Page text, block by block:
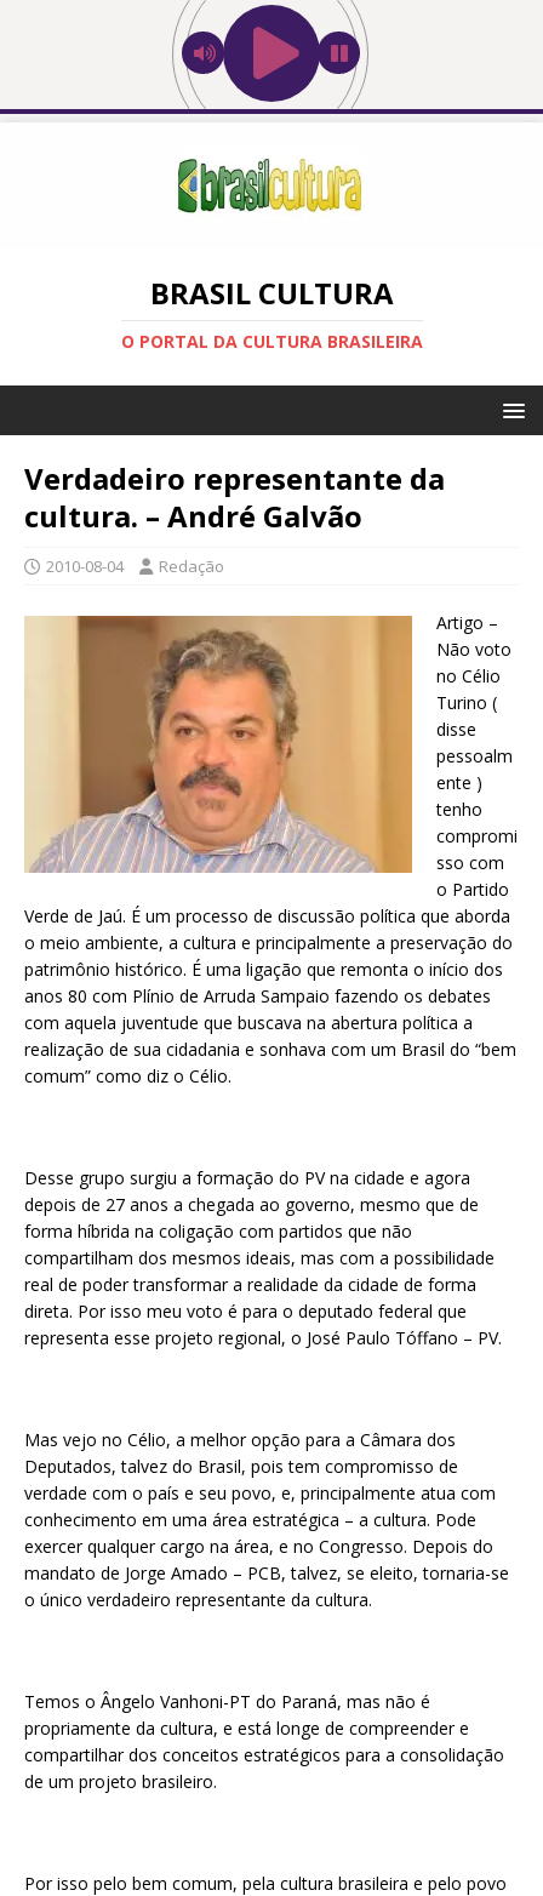
BRASIL CULTURA
O PORTAL DA CULTURA BRASILEIRA
Verdadeiro representante da
cultura. – André Galvão
2010-08-04 Redação
Artigo –
Não voto
no Célio
Turino (
disse
pessoalm
ente )
tenho
compromi
sso com
o Partido
Verde de Jaú. É um processo de discussão política que aborda
o meio ambiente, a cultura e principalmente a preservação do
patrimônio histórico. É uma ligação que remonta o início dos
anos 80 com Plínio de Arruda Sampaio fazendo os debates
com aquela juventude que buscava na abertura política a
realização de sua cidadania e sonhava com um Brasil do “bem
comum” como diz o Célio.
Desse grupo surgiu a formação do PV na cidade e agora
depois de 27 anos a chegada ao governo, mesmo que de
forma híbrida na coligação com partidos que não
compartilham dos mesmos ideais, mas com a possibilidade
real de poder transformar a realidade da cidade de forma
direta. Por isso meu voto é para o deputado federal que
representa esse projeto regional, o José Paulo Tóffano – PV.
Mas vejo no Célio, a melhor opção para a Câmara dos
Deputados, talvez do Brasil, pois tem compromisso de
verdade com o país e seu povo, e, principalmente atua com
conhecimento em uma área estratégica – a cultura. Pode
exercer qualquer cargo na área, e no Congresso. Depois do
mandato de Jorge Amado – PCB, talvez, se eleito, tornaria-se
o único verdadeiro representante da cultura.
Temos o Ângelo Vanhoni-PT do Paraná, mas não é
propriamente da cultura, e está longe de compreender e
compartilhar dos conceitos estratégicos para a consolidação
de um projeto brasileiro.
Por isso pelo bem comum, pela cultura brasileira e pelo povo